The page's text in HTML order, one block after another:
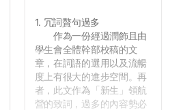
1. 冗詞贅句過多
作為一份經過潤飾且由
學生會全體幹部校稿的文
章，在詞語的選用以及流暢
度上有很大的進步空間。再
者，此文作為「新生」領航
營的致詞，過多的內容勢必